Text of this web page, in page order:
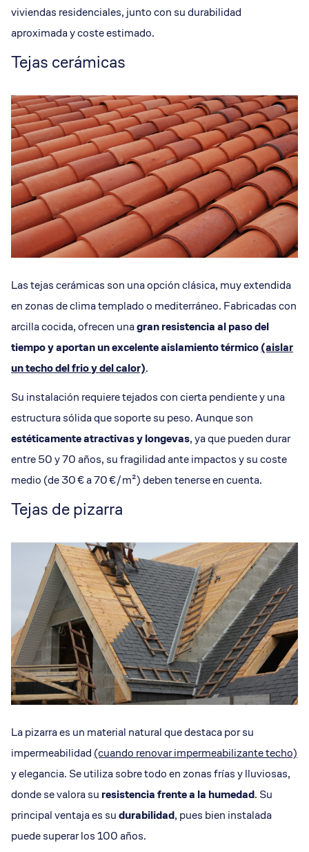
viviendas residenciales, junto con su durabilidad
aproximada y coste estimado.
Tejas cerámicas
Las tejas cerámicas son una opción clásica, muy extendida
en zonas de clima templado o mediterráneo. Fabricadas con
arcilla cocida, ofrecen unagran resistencia al paso del
tiempo y aportan un excelente aislamiento térmico(aislar
un techo del frio y del calor).
Su instalación requiere tejados con cierta pendiente y una
estructura sólida que soporte su peso. Aunque son
estéticamente atractivas y longevas, ya que pueden durar
entre 50 y 70 años, su fragilidad ante impactos y su coste
medio (de 30 € a 70 €/m²) deben tenerse en cuenta.
Tejas de pizarra
La pizarra es un material natural que destaca por su
impermeabilidad (cuando renovar impermeabilizante techo)
y elegancia. Se utiliza sobre todo en zonas frías y lluviosas,
donde se valora su resistencia frente a la humedad. Su
principal ventaja es sudurabilidad, pues bien instalada
puede superar los 100 años.